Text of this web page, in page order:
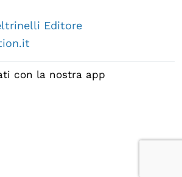
Editore
con la nostra app